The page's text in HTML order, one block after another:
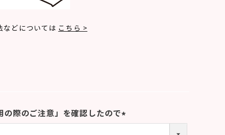
などについては こちら >
の際のご注意」を確認したので